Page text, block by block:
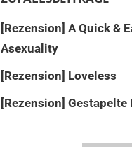
[Rezension] A Quick &
Asexuality
[Rezension] Loveless
[Rezension] Gestapelte